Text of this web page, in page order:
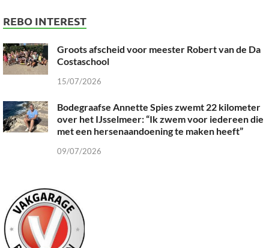
REBO INTEREST
Groots afscheid voor meester Robert van de Da
Costaschool
15/07/2026
Bodegraafse Annette Spies zwemt 22 kilometer
over het IJsselmeer: “Ik zwem voor iedereen die
met een hersenaandoening te maken heeft”
09/07/2026